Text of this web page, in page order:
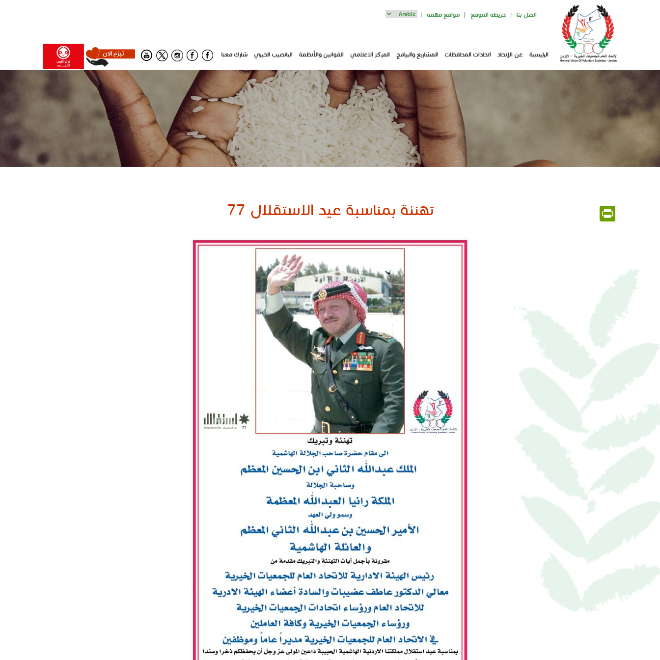
(header
اتصل بنا خريطة الموقع مواقع مهمه
Select
Main
الرئيسية عن الإتحاد اتحادات المحافظات المشاريع والبرامج المركز الاعلامي القوانين والأنظمة اليانصيب الخيري شارك معنا
social
media
تهنئة بمناسبة عيد الاستقلال 77